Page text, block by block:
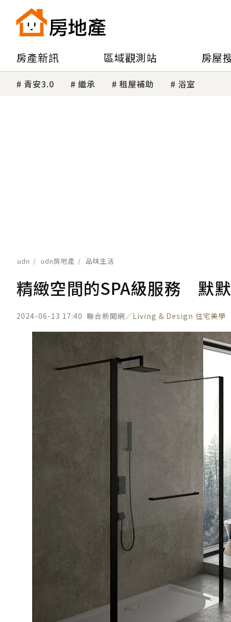
房產新訊 區域觀測站 房屋
青安3.0 繼承 租屋補助 浴室
udn udn房地產 品味生活
精緻空間的SPA級服務 默
2024-06-13 17:40 聯合新聞網／Living & Design 住宅美學